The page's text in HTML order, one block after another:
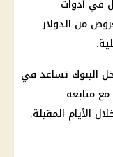
في أدوات
من الدولار
البنوك تساعد في
متابعة
الأيام المقبلة.